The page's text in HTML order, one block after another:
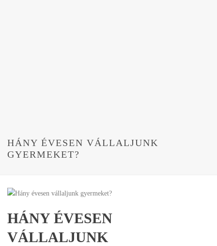
HÁNY ÉVESEN VÁLLALJUNK
GYERMEKET?
HÁNY ÉVESEN
VÁLLALJUNK